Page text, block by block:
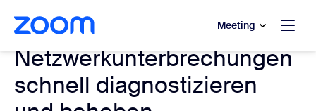
wechseln
Chat wechseln Meeting
Netzwerkunterbrechungen
schnell diagnostizieren